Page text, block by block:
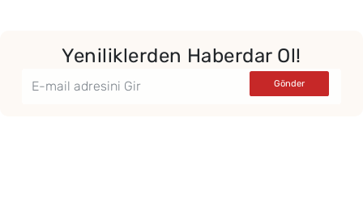
Yeniliklerden Haberdar Ol!